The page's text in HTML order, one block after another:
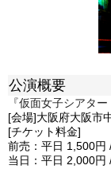
公演概要
『仮面女子シアタ
[会場]大阪府大阪市
[チケット料金]
前売：平日 1,500円
当日：平日 2,000円